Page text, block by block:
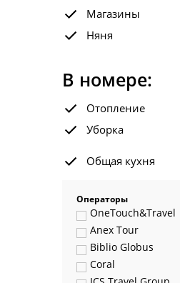
Магазины
Няня
В номере:
Отопление
Уборка
Общая кухня
Операторы
OneTouch&Travel
Anex Tour
Biblio Globus
Coral